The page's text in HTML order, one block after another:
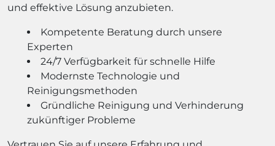
und effektive Lösung anzubieten.
Kompetente Beratung durch unsere
Experten
24/7 Verfügbarkeit für schnelle Hilfe
Modernste Technologie und
Reinigungsmethoden
Gründliche Reinigung und Verhinderung
zukünftiger Probleme